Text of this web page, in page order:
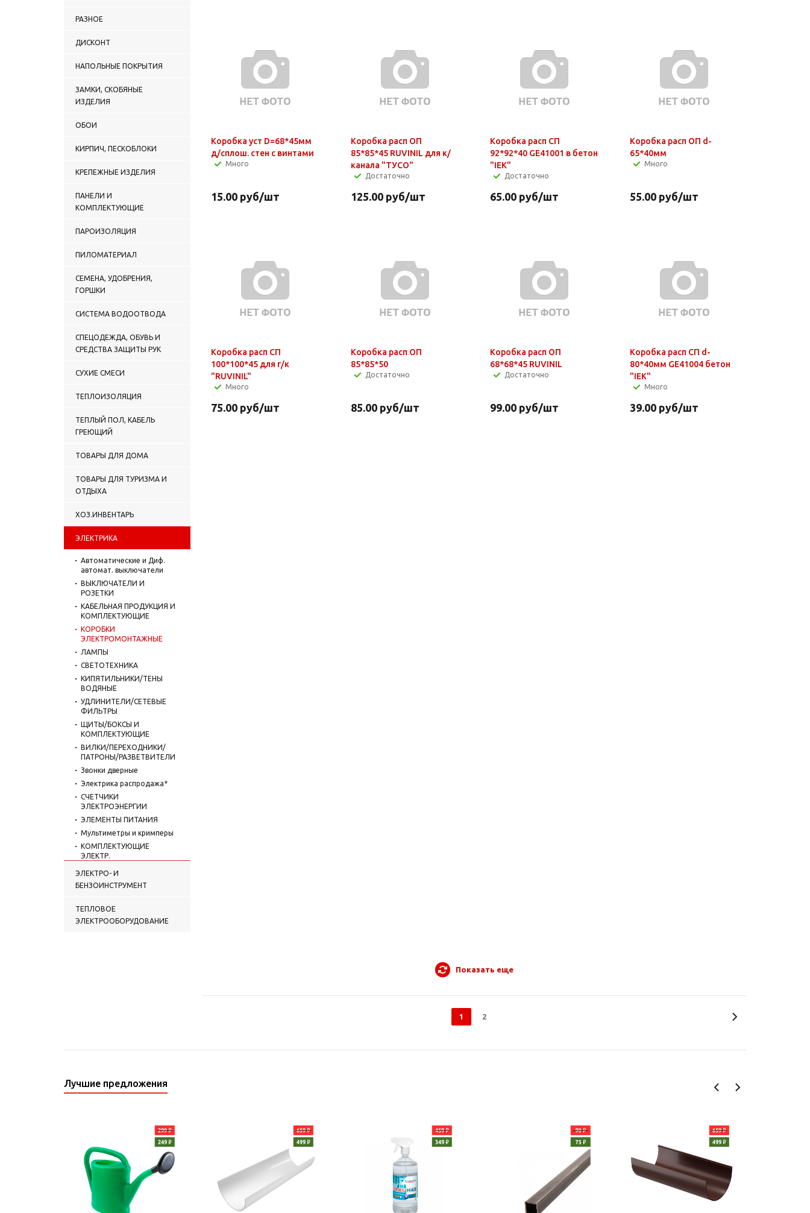
РАЗНОЕ
ДИСКОНТ
НАПОЛЬНЫЕ ПОКРЫТИЯ
ЗАМКИ, СКОБЯНЫЕ
ИЗДЕЛИЯ
ОБОИ
КИРПИЧ, ПЕСКОБЛОКИ
КРЕПЕЖНЫЕ ИЗДЕЛИЯ
ПАНЕЛИ И
КОМПЛЕКТУЮЩИЕ
ПАРОИЗОЛЯЦИЯ
ПИЛОМАТЕРИАЛ
СЕМЕНА, УДОБРЕНИЯ,
ГОРШКИ
СИСТЕМА ВОДООТВОДА
СПЕЦОДЕЖДА, ОБУВЬ И
СРЕДСТВА ЗАЩИТЫ РУК
СУХИЕ СМЕСИ
ТЕПЛОИЗОЛЯЦИЯ
ТЕПЛЫЙ ПОЛ, КАБЕЛЬ
ГРЕЮЩИЙ
ТОВАРЫ ДЛЯ ДОМА
ТОВАРЫ ДЛЯ ТУРИЗМА И
ОТДЫХА
ХОЗ.ИНВЕНТАРЬ
ЭЛЕКТРИКА
Автоматические и Диф.
автомат. выключатели
ВЫКЛЮЧАТЕЛИ И
РОЗЕТКИ
КАБЕЛЬНАЯ ПРОДУКЦИЯ И
КОМПЛЕКТУЮЩИЕ
КОРОБКИ
ЭЛЕКТРОМОНТАЖНЫЕ
ЛАМПЫ
СВЕТОТЕХНИКА
КИПЯТИЛЬНИКИ/ТЕНЫ
ВОДЯНЫЕ
УДЛИНИТЕЛИ/СЕТЕВЫЕ
ФИЛЬТРЫ
ЩИТЫ/БОКСЫ И
КОМПЛЕКТУЮЩИЕ
ВИЛКИ/ПЕРЕХОДНИКИ/
ПАТРОНЫ/РАЗВЕТВИТЕЛИ
Звонки дверные
Электрика распродажа*
СЧЕТЧИКИ
ЭЛЕКТРОЭНЕРГИИ
ЭЛЕМЕНТЫ ПИТАНИЯ
Мультиметры и кримперы
КОМПЛЕКТУЮЩИЕ
ЭЛЕКТР.
ЭЛЕКТРО- И
БЕНЗОИНСТРУМЕНТ
ТЕПЛОВОЕ
ЭЛЕКТРООБОРУДОВАНИЕ
Коробка уст D=68*45мм
д/сплош. стен с винтами
Много
15.00 руб/шт
Коробка расп ОП
85*85*45 RUVINIL для к/
канала "ТУСО"
Достаточно
125.00руб/шт
Коробка расп СП
92*92*40 GE41001 в бетон
"IEK"
Достаточно
65.00 руб/шт
Коробка расп ОП d-
65*40мм
Много
55.00руб/шт
Коробка расп СП
100*100*45 для г/к
"RUVINIL"
Много
75.00 руб/шт
Коробка расп ОП
85*85*50
Достаточно
85.00руб/шт
Коробка расп ОП
68*68*45 RUVINIL
Достаточно
99.00 руб/шт
Коробка расп СП d-
80*40мм GE41004 бетон
"IEK"
Много
39.00руб/шт
Показать еще
1 2
Лучшие предложения